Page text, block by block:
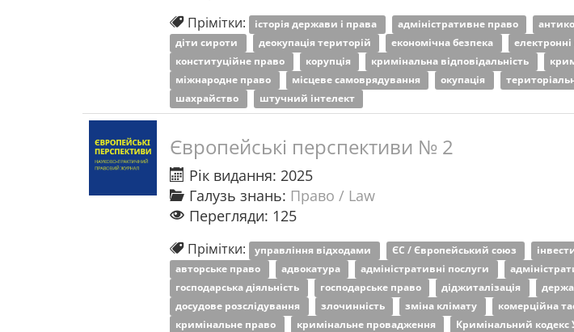
Прімітки: історія держави і права адміністративне право
діти сироти
деокупація територій економічна безпека
конституційне право
корупція кримінальна відповідальність
міжнародне право
місцеве самоврядування окупація
шахрайство
штучний інтелект
Європейські перспективи № 2
Рік видання: 2025
Галузь знань: Право / Law
Перегляди: 125
Прімітки: управління відходами ЄС / Європейський союз
авторське право
адвокатура адміністративні послуги
господарська діяльність
господарське право діджиталізація
досудове розслідування
злочинність зміна клімату комерційна
кримінальне право
кримінальне провадження Кримінальний кодекс